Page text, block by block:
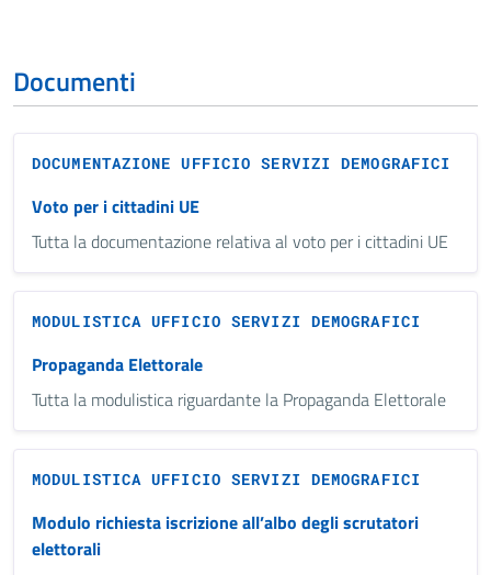
Documenti
DOCUMENTAZIONE UFFICIO SERVIZI DEMOGRAFICI
Voto per i cittadini UE
Tutta la documentazione relativa al voto per i cittadini UE
MODULISTICA UFFICIO SERVIZI DEMOGRAFICI
Propaganda Elettorale
Tutta la modulistica riguardante la Propaganda Elettorale
MODULISTICA UFFICIO SERVIZI DEMOGRAFICI
Modulo richiesta iscrizione all’albo degli scrutatori
elettorali